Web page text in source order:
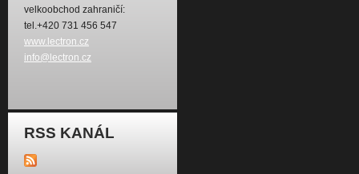
velkoobchod zahraničí:
tel.+420 731 456 547
www.lectron.cz
info@lectron.cz
RSS KANÁL